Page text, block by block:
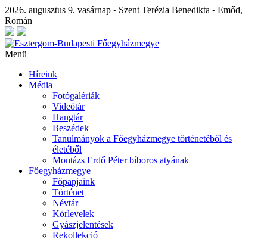
2026. augusztus 9. vasárnap • Szent Terézia Benedikta • Emőd,
Román
Menü
Híreink
Média
Fotógalériák
Videótár
Hangtár
Beszédek
Tanulmányok a Főegyházmegye történetéből és
életéből
Montázs Erdő Péter bíboros atyának
Főegyházmegye
Főpapjaink
Történet
Névtár
Körlevelek
Gyászjelentések
Rekollekció